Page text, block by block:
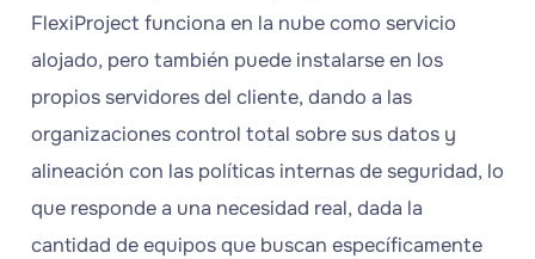
FlexiProject funciona en la nube como servicio
alojado, pero también puede instalarse en los
propios servidores del cliente, dando a las
organizaciones control total sobre sus datos y
alineación con las políticas internas de seguridad, lo
que responde a una necesidad real, dada la
cantidad de equipos que buscan específicamente